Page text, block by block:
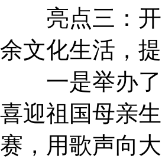
亮点三：开
余文化生活，
一是举办了“
喜迎祖国母亲
赛，用歌声向